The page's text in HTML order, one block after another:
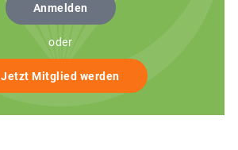
Anmelden
oder
Jetzt Mitglied werden